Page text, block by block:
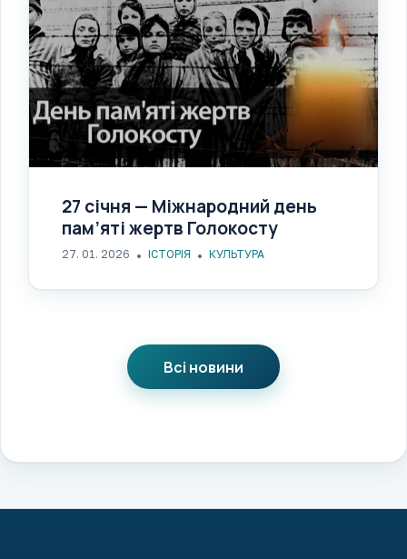
27 січня — Міжнародний день
пам’яті жертв Голокосту
27. 01. 2026 ІСТОРІЯ КУЛЬТУРА
Всі новини